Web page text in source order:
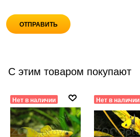
С этим товаром покупают
Нет в наличии Нет в наличии